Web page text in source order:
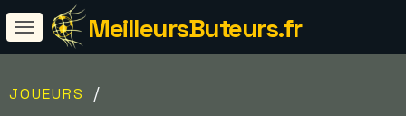
MeilleursButeurs.fr
JOUEURS /